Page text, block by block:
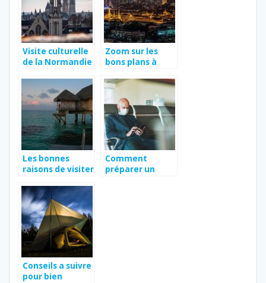
Visite culturelle
de la Normandie
Zoom sur les
bons plans à
Les bonnes
raisons de visiter
Comment
préparer un
Conseils a suivre
pour bien